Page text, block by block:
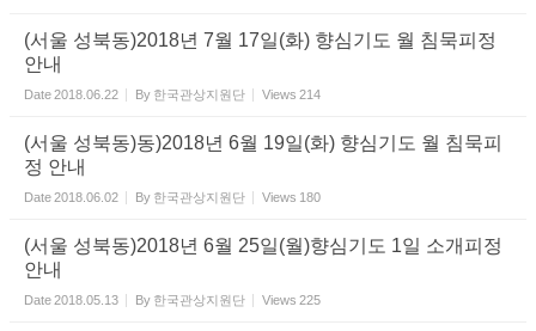
(서울 성북동)2018년 7월 17일(화) 향심기도 월 침묵피정
안내
Date2018.06.22 By 한국관상지원단 Views 214
(서울 성북동)동)2018년 6월 19일(화) 향심기도 월 침묵피
정 안내
Date2018.06.02 By 한국관상지원단 Views 180
(서울 성북동)2018년 6월 25일(월)향심기도 1일 소개피정
안내
Date2018.05.13 By 한국관상지원단 Views 225